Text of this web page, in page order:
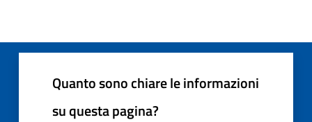
Quanto sono chiare le informazioni
su questa pagina?